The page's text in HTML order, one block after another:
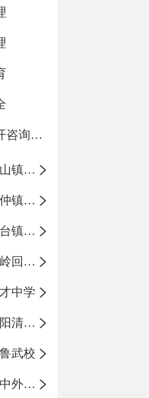
信息公开咨询指南
临淄区金山镇中心学校
临淄区敬仲镇中心学校
临淄区朱台镇中心学校
临淄区金岭回族镇中心学校
中学
临淄区正阳清北实验学校
武校
临淄区益中外语学校